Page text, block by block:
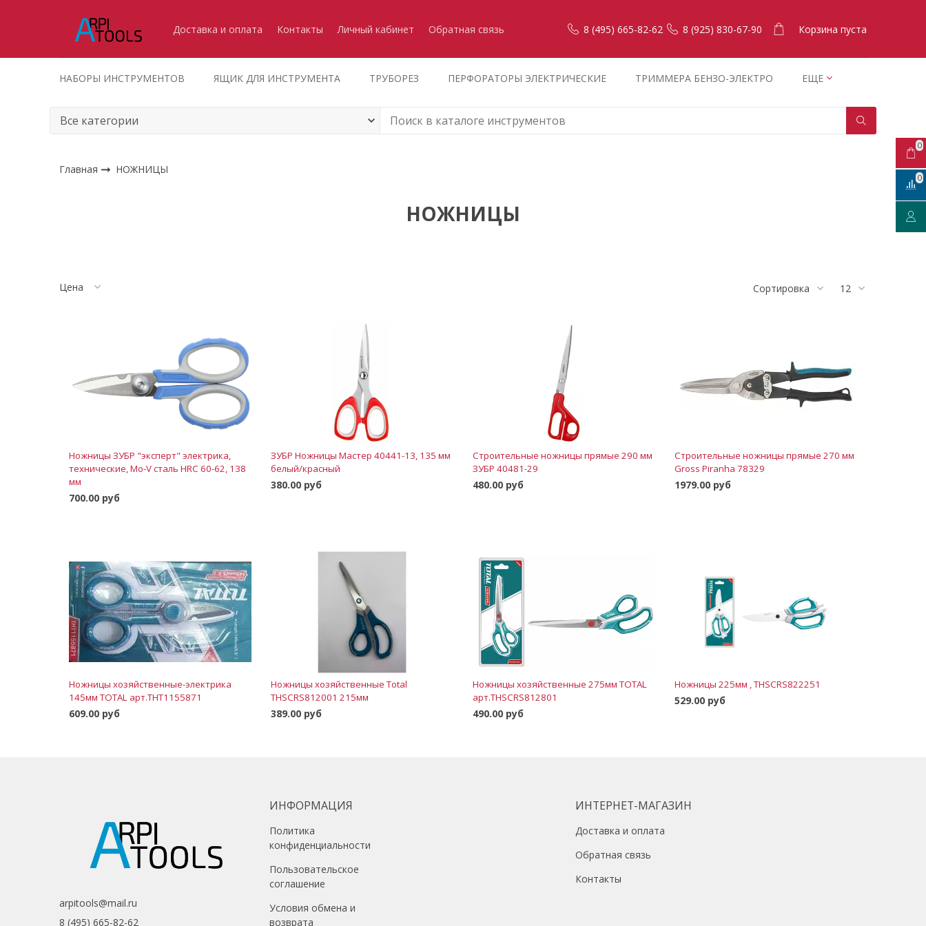
8 (495) 665-82-62 8 (925) 830-67-90
Доставка и оплата Контакты Личный кабинет Обратная связь Корзина пуста
НАБОРЫ ИНСТРУМЕНТОВ ЯЩИК ДЛЯ ИНСТРУМЕНТА ТРУБОРЕЗ ПЕРФОРАТОРЫ ЭЛЕКТРИЧЕСКИЕ ТРИММЕРА БЕНЗО-ЭЛЕКТРО ЕЩЕ
Главная НОЖНИЦЫ
НОЖНИЦЫ
Цена Сортировка 12
Ножницы ЗУБР "эксперт" электрика,
технические, Mo-V сталь HRC 60-62, 138
мм
700.00 руб
ЗУБР Ножницы Мастер 40441-13, 135 мм
белый/красный
380.00 руб
Строительные ножницы прямые 290 мм
ЗУБР 40481-29
480.00 руб
Строительные ножницы прямые 270 мм
Gross Piranha 78329
1979.00 руб
Ножницы хозяйственные-электрика
145мм TOTAL арт.THT1155871
609.00 руб
Ножницы хозяйственные Total
THSCRS812001 215мм
389.00 руб
Ножницы хозяйственные 275мм TOTAL
арт.THSCRS812801
490.00 руб
Ножницы 225мм , THSCRS822251
529.00 руб
arpitools@mail.ru
8 (495) 665-82-62
ИНФОРМАЦИЯ
Политика
конфиденциальности
Пользовательское
соглашение
Условия обмена и
возврата
ИНТЕРНЕТ-МАГАЗИН
Доставка и оплата
Обратная связь
Контакты
0
0